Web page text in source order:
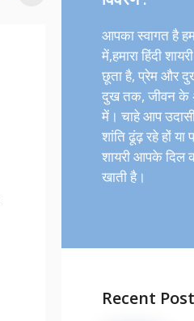
आपका स्वागत है
में,हमारा हिंदी
छूता है, प्रेम और
दुख तक, जीवन के
में। चाहे आप
शांति ढूंढ़ रहे हों या
शायरी आपके
खाती है।
Recent